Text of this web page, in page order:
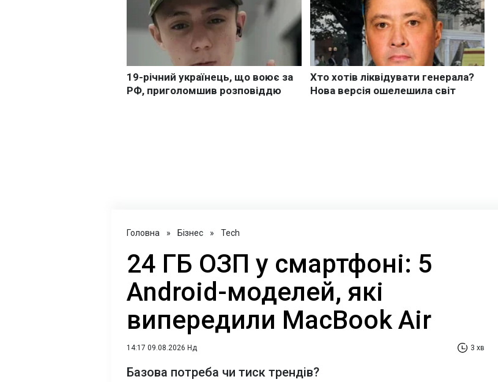
Головна » Бізнес » Tech
24 ГБ ОЗП у смартфоні: 5
Android-моделей, які
випередили MacBook Air
14:17 09.08.2026 Нд 3 хв
Базова потреба чи тиск трендів?